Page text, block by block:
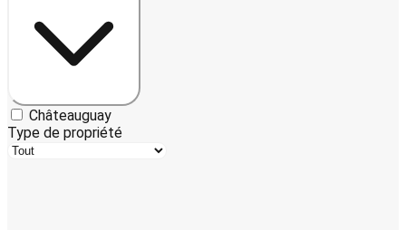
Châteauguay
Type de propriété